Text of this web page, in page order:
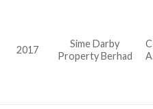
2017
Sime Darby
Property Berhad